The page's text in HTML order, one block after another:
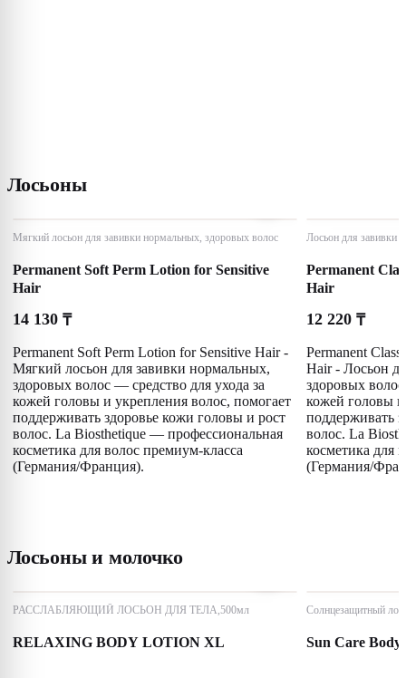
Лосьоны
Мягкий лосьон для завивки нормальных, здоровых волос
Permanent Soft Perm Lotion for Sensitive
Hair
14 130 ₸
Permanent Soft Perm Lotion for Sensitive Hair -
Мягкий лосьон для завивки нормальных,
здоровых волос — средство для ухода за
кожей головы и укрепления волос, помогает
поддерживать здоровье кожи головы и рост
волос. La Biosthetique — профессиональная
косметика для волос премиум-класса
(Германия/Франция).
Лосьон для завивки
Permanent
Hair
12 220 ₸
Permanent
Hair - Лосьон
здоровых
кожей головы
поддерживать
волос. La
косметика для
(Германия/
Лосьоны и молочко
РАССЛАБЛЯЮЩИЙ ЛОСЬОН ДЛЯ ТЕЛА,500мл
RELAXING BODY LOTION XL
Солнцезащитный
Sun Care Body